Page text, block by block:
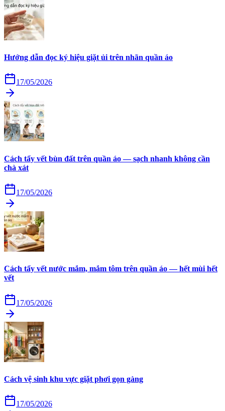
Hướng dẫn đọc ký hiệu giặt ủi trên nhãn quần áo
17/05/2026
Cách tẩy vết bùn đất trên quần áo — sạch nhanh không cần
chà xát
17/05/2026
Cách tẩy vết nước mắm, mắm tôm trên quần áo — hết mùi hết
vết
17/05/2026
Cách vệ sinh khu vực giặt phơi gọn gàng
17/05/2026